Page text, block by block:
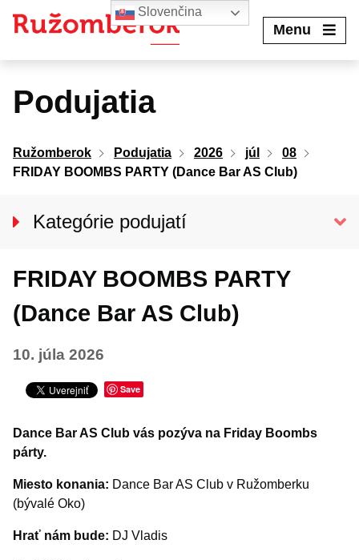
Menu
Podujatia
Ružomberok Podujatia 2026 júl
08
FRIDAY BOOMBS PARTY (Dance Bar AS Club)
Kategórie podujatí
Kino Kultúra
Divadlo
Šport
Turistika
INÉ PODUJATIA
FRIDAY BOOMBS PARTY
(Dance Bar AS Club)
10. júla 2026
Save
Dance Bar AS Club vás pozýva na Friday Boombs
párty.
Miesto konania: Dance Bar AS Club v Ružomberku
(bývalé Oko)
Hrať nám bude: DJ Vladis
Slovenčina